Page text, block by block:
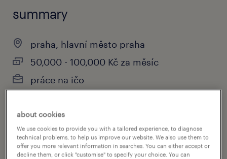
summary
praha, hlavní město praha
50,000 - 100,000 Kč za měsíc
práce na ičo
specialism
prodej a obchod
about cookies
We use cookies to provide you with a tailored experience, to diagnose
technical problems, to help us improve our website. We also use them to
offer you more relevant information in searches. You can either accept or
decline them, or click "customise" to specify your choice. You can